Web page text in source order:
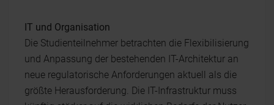
IT und Organisation
Die Studienteilnehmer betrachten die Flexibilisierung
und Anpassung der bestehenden IT-Architektur an
neue regulatorische Anforderungen aktuell als die
größte Herausforderung. Die IT-Infrastruktur muss